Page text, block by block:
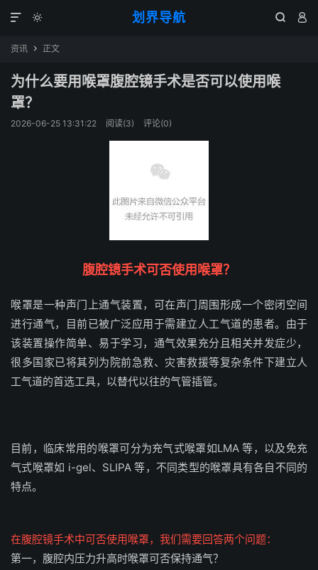
划界导航
  

资讯  正文
为什么要用喉罩腹腔镜手术是否可以使用喉
罩？
2026-06-25 13:31:22 阅读(3) 评论(0)
腹腔镜手术可否使用喉罩？
喉罩是一种声门上通气装置，可在声门周围形成一个密闭空间
进行通气，目前已被广泛应用于需建立人工气道的患者。由于
该装置操作简单、易于学习，通气效果充分且相关并发症少，
很多国家已将其列为院前急救、灾害救援等复杂条件下建立人
工气道的首选工具，以替代以往的气管插管。
目前，临床常用的喉罩可分为充气式喉罩如LMA 等，以及免充
气式喉罩如 i-gel、SLIPA 等，不同类型的喉罩具有各自不同的
特点。
在腹腔镜手术中可否使用喉罩，我们需要回答两个问题：
第一，腹腔内压力升高时喉罩可否保持通气？